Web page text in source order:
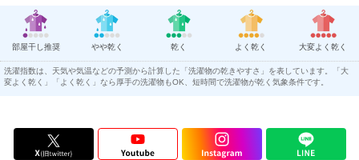
部屋干し推奨 やや乾く 乾く よく乾く 大変よく乾く
洗濯指数は、天気や気温などの予測から計算した「洗濯物の乾きやすさ」を表しています。「大
変よく乾く」「よく乾く」なら厚手の洗濯物もOK、短時間で洗濯物が乾く気象条件です。